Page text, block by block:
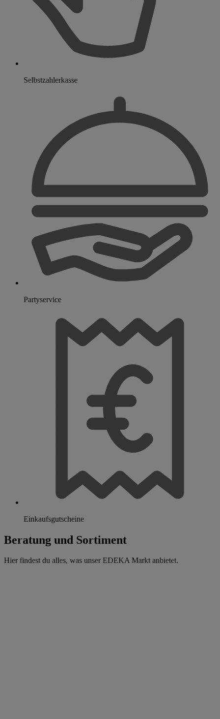
Selbstzahlerkasse
Partyservice
Einkaufsgutscheine
Beratung und Sortiment
Hier findest du alles, was unser EDEKA Markt anbietet.